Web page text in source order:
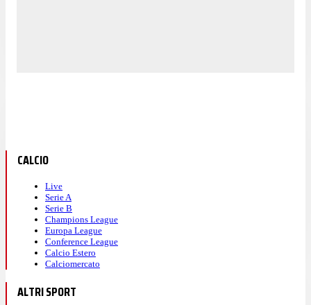
CALCIO
Live
Serie A
Serie B
Champions League
Europa League
Conference League
Calcio Estero
Calciomercato
ALTRI SPORT